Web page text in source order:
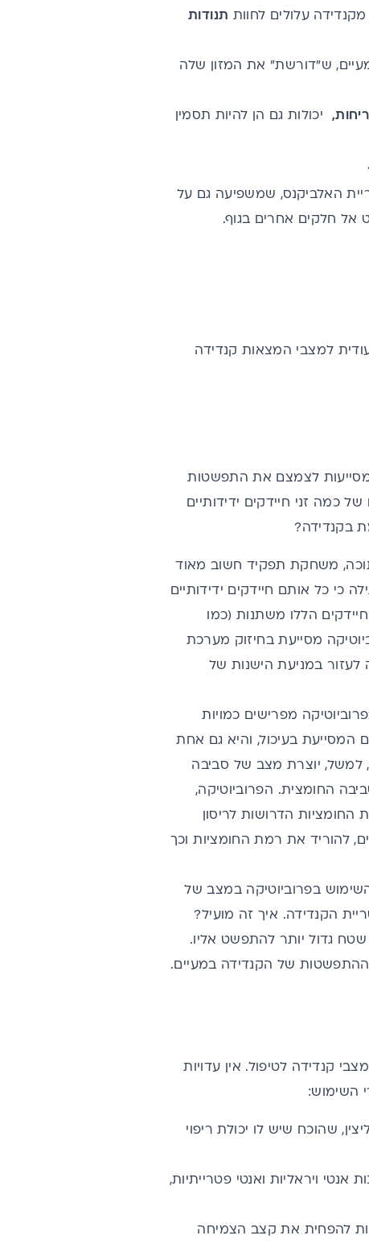
עלולים לחוות תנודות
ש"דורשת" את המזון שלה
יכולות גם הן להיות תסמין
האלביקנס, שמשפיעה גם על
אל חלקים אחרים בגוף.
למצבי המצאות קנדידה
לצמצם את התפשטות
כמה זני חיידקים ידידותיים
בקנדידה?
משחקת תפקיד חשוב מאוד
גילה כי כל אותם חיידקים ידידותיים
הללו משתנות (כמו
מסייעת בחיזוק מערכת
לעזור במניעת הישנות של
מפרישים כמויות
בעיכול, והיא גם אחת
למשל, יוצרת מצב של סביבה
החומצית. הפרוביוטיקה,
הדרושות לריסון
להוריד את רמת החומציות וכך
בפרוביוטיקה במצב של
הקנדידה. איך זה מועיל?
גדול יותר להתפשט אליו.
ההתפשטות של הקנדידה במעיים.
קנדידה לטיפול. אין עדויות
השימוש:
שהוכח שיש לו יכולת ריפוי
ויראליות ואנטי פטרייתיות,
להפחית את קצב הצמיחה